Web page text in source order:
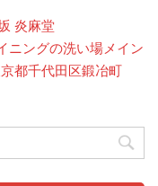
炎麻堂
ニングの洗い場メイン
都千代田区鍛冶町